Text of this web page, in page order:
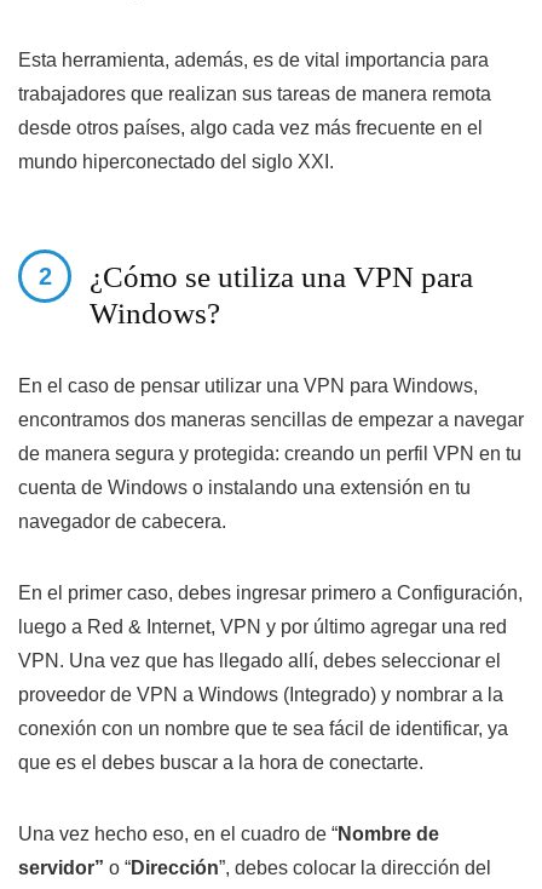
Esta herramienta, además, es de vital importancia para
trabajadores que realizan sus tareas de manera remota
desde otros países, algo cada vez más frecuente en el
mundo hiperconectado del siglo XXI.
¿Cómo se utiliza una VPN para
Windows?
En el caso de pensar utilizar una VPN para Windows,
encontramos dos maneras sencillas de empezar a navegar
de manera segura y protegida: creando un perfil VPN en tu
cuenta de Windows o instalando una extensión en tu
navegador de cabecera.
En el primer caso, debes ingresar primero a Configuración,
luego a Red & Internet, VPN y por último agregar una red
VPN. Una vez que has llegado allí, debes seleccionar el
proveedor de VPN a Windows (Integrado) y nombrar a la
conexión con un nombre que te sea fácil de identificar, ya
que es el debes buscar a la hora de conectarte.
Una vez hecho eso, en el cuadro de “Nombre de
servidor” o “Dirección”, debes colocar la dirección del